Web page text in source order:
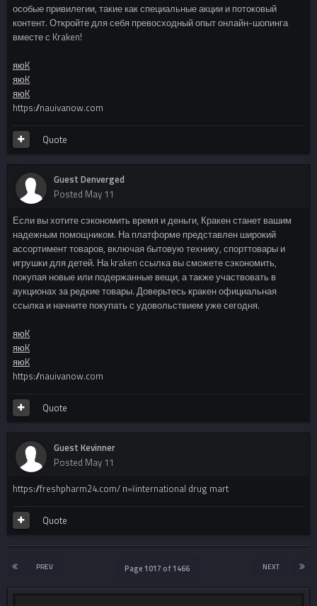
особые привилегии, такие как специальные акции и потоковый
контент. Откройте для себя превосходный опыт онлайн-шопинга
вместе с Kraken!
яюK
яюK
яюK
https://nauivanow.com
Quote
Guest Denverged
Posted May 11
Если вы хотите сэкономить время и деньги, Кракен станет вашим
надежным помощником. На платформе представлен широкий
ассортимент товаров, включая бытовую технику, спорттовары и
игрушки для детей. На kraken ссылка вы сможете сэкономить,
покупая новые или подержанные вещи, а также участвовать в
аукционах за редкие товары. Доверьтесь кракен официальная
ссылка и начните покупать с удовольствием уже сегодня.
яюK
яюK
яюK
https://nauivanow.com
Quote
Guest Kevinner
Posted May 11
https://freshpharm24.com/ п»їinternational drug mart
Quote
PREV NEXT
Page 1017 of 1466